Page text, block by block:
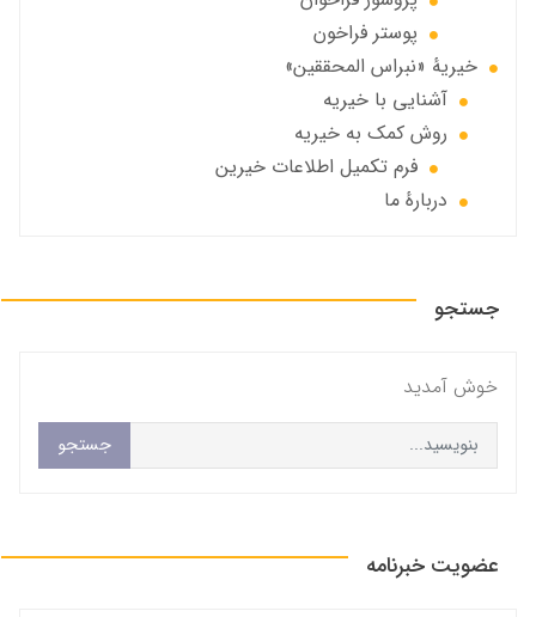
پوستر فراخون
خيريهٔ «نبراس المحققين»
آشنایی با خیریه
روش کمک به خیریه
فرم تکمیل اطلاعات خیرین
دربارهٔ ما
جستجو
خوش آمديد
جستجو
عضویت خبرنامه